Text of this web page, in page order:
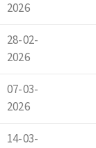
2026
28-02-
2026
07-03-
2026
14-03-